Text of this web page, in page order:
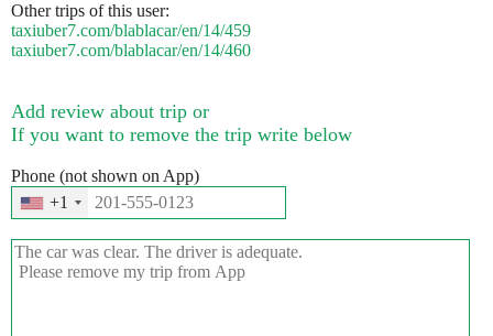
Other trips of this user:
taxiuber7.com/blablacar/en/14/459
taxiuber7.com/blablacar/en/14/460
Add review about trip or
If you want to remove the trip write below
Phone (not shown on App)
+1